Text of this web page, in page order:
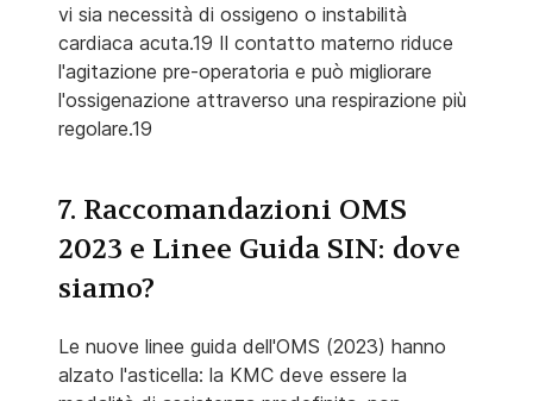
vi sia necessità di ossigeno o instabilità
cardiaca acuta.19 Il contatto materno riduce
l'agitazione pre-operatoria e può migliorare
l'ossigenazione attraverso una respirazione più
regolare.19
7. Raccomandazioni OMS
2023 e Linee Guida SIN: dove
siamo?
Le nuove linee guida dell'OMS (2023) hanno
alzato l'asticella: la KMC deve essere la